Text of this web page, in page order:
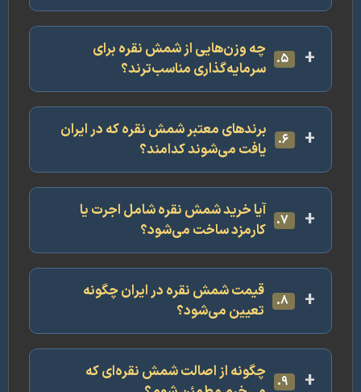
چه وزن‌هایی از شمش نقره برای
سرمایه‌گذاری مناسب‌ترند؟
برندهای معتبر شمش نقره که در ایران
یافت می‌شوند کدامند؟
آیا خرید شمش نقره شامل اجرت یا
کارمزد ساخت می‌شود؟
قیمت شمش نقره در ایران چگونه
تعیین می‌شود؟
چگونه از اصالت شمش نقره‌ای که